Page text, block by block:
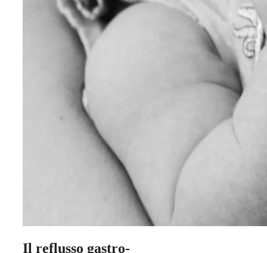
Il reflusso gastro-